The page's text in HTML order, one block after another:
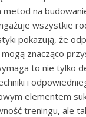
na
wszystkie
pokazują, że
znacząco
to nie tylko
i
elementem
treningu, ale